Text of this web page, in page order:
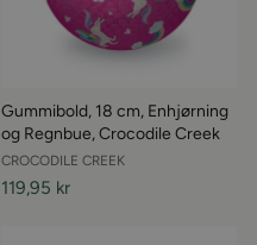
Gummibold, 18 cm, Enhjørning
og Regnbue, Crocodile Creek
CROCODILE CREEK
119,95 kr